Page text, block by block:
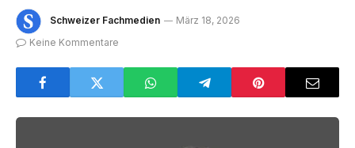
Schweizer Fachmedien
März 18, 2026
Keine Kommentare